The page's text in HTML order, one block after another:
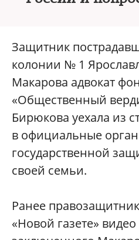
Защитник
колонии № 1
Макарова адвокат
«Общественный
Бирюкова уехала из
в официальные
государственной
своей семьи.
Ранее
«Новой газете»